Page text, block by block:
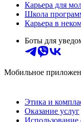
Карьера для
Школа
Карьера в
Боты для
Мобильное
Этика и
Оказание услуг